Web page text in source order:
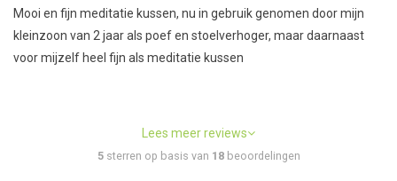
Mooi en fijn meditatie kussen, nu in gebruik genomen door mijn
kleinzoon van 2 jaar als poef en stoelverhoger, maar daarnaast
voor mijzelf heel fijn als meditatie kussen
Lees meer reviews
5sterren op basis van 18beoordelingen